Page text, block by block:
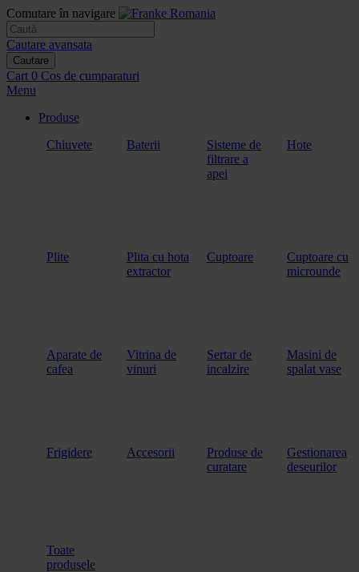
Comutare în navigare
Cautare avansata
Cautare
Cart 0 Cos de cumparaturi
Menu
Produse
Chiuvete
Baterii
Sisteme de
filtrare a
apei
Hote
Plite
Plita cu hota
extractor
Cuptoare
Cuptoare cu
microunde
Aparate de
cafea
Vitrina de
vinuri
Sertar de
incalzire
Masini de
spalat vase
Frigidere Accesorii
Produse de
curatare
Gestionarea
deseurilor
Toate
produsele